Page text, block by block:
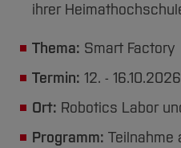
ihrer
Thema: Smart Factory
Termin: 12. - 16.10.2026
Ort: Robotics Labor
Programm: Teilnahme